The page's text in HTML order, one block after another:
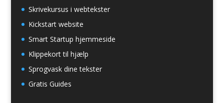
Skrivekursus i webtekster
Kickstart website
Smart Startup hjemmeside
Klippekort til hjælp
Sprogvask dine tekster
Gratis Guides